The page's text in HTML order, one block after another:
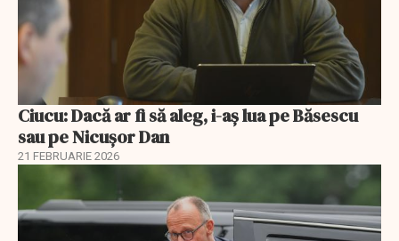
Ciucu: Dacă ar fi să aleg, i-aș lua pe Băsescu
sau pe Nicușor Dan
21 FEBRUARIE 2026